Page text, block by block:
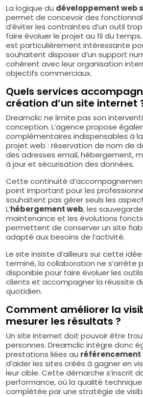
La logique du développement web
permet de concevoir des
d’éviter les contraintes d’un outil
faire évoluer le projet au fil du
est particulièrement intéressante
souhaitent disposer d’un support
cohérent avec leur organisation
objectifs commerciaux.
Quels services
création d’un site internet
Dreamclic ne limite pas son
conception. L’agence propose
complémentaires indispensables à
projet web : réservation de nom de
des adresses email, hébergement,
à jour et sécurisation des données.
Cette continuité
point important pour les
souhaitent pas gérer seuls les
L’hébergement web, les
maintenance et les évolutions
permettent de conserver un site
adapté aux besoins de l’activité.
Le site insiste d’ailleurs sur cette
terminé, la collaboration ne s’arrête
disponible pour faire évoluer les
clients et accompagner la réussite
quotidien.
Comment améliorer la
mesurer les résultats ?
Un site internet doit pouvoir être
personnes. Dreamclic intègre donc
prestations liées au
d’aider les sites créés à gagner en
leur cible. Cette démarche s’inscrit
performance, où la qualité
complétée par une stratégie de